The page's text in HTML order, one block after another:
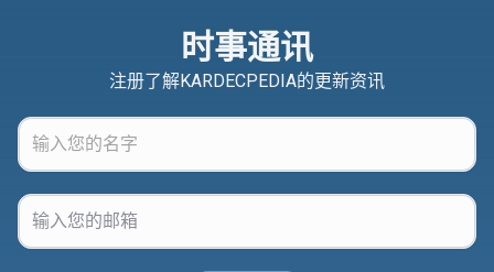
时事通讯
注册了解KARDECPEDIA的更新资讯